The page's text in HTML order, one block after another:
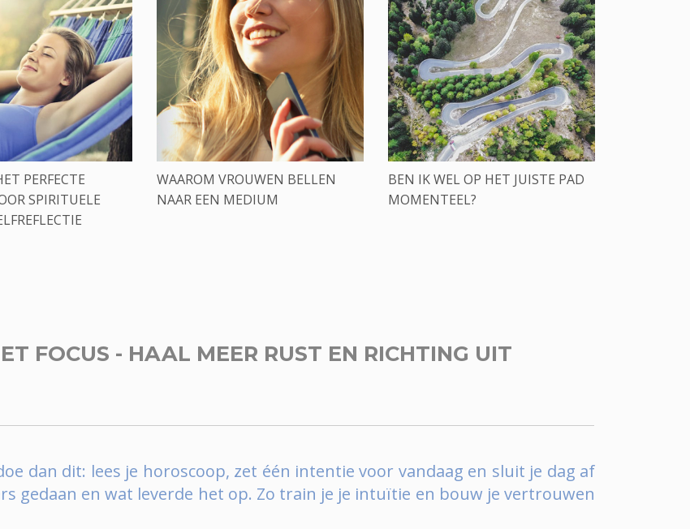
PERFECTE
SPIRITUELE
WAAROM VROUWEN BELLEN
NAAR EEN MEDIUM
BEN IK WEL OP HET JUISTE PAD
MOMENTEEL?
FOCUS - HAAL MEER RUST EN RICHTING UIT
dan dit: lees je horoscoop, zet één intentie voor vandaag en sluit je dag af
gedaan en wat leverde het op. Zo train je je intuïtie en bouw je vertrouwen